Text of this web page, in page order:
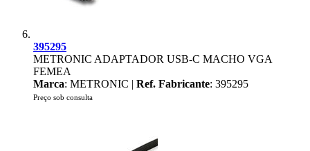
395295
METRONIC ADAPTADOR USB-C MACHO VGA
FEMEA
Marca: METRONIC | Ref. Fabricante: 395295
Preço sob consulta